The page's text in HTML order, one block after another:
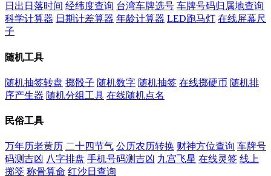
日出日落时间 经纬度查询 台湾车牌选号 车牌号码归属地查询
科学计算器 日期计差算器 年龄计算器 LED跑马灯 在线屏幕尺
子
随机工具
随机抽签转盘 掷骰子 随机数字 随机抽签 在线掷硬币 随机排
序产生器 随机分组工具 在线随机点名
民俗工具
万年历老黄历 二十四节气 公历农历转换 财神方位查询 车牌号
码测吉凶 八字排盘 手机号码测吉凶 九宫飞星 在线灵签 线上
掷筊 称骨算命 红沙日查询